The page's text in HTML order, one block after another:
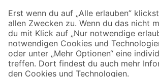
Sicher einkaufen
Jetzt die toom-App herunterladen